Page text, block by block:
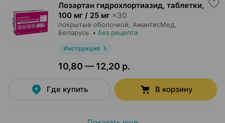
Лозартан гидрохлортиазид, таблетки,
100 мг / 25 мг ×30
покрытые оболочкой, АмантисМед
Беларусь • без рецепта
Инструкция
10,80 — 12,20 р.
Где купить В корзину